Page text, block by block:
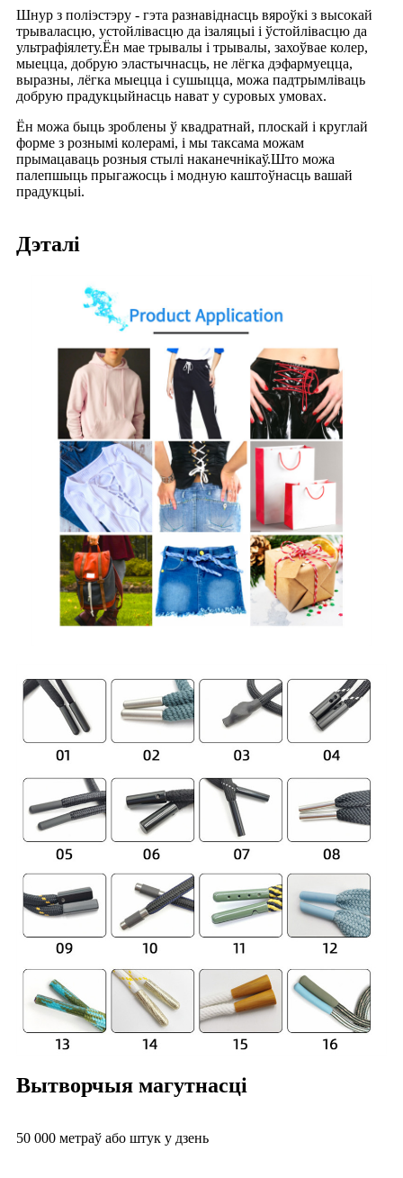
Шнур з поліэстэру - гэта разнавіднасць вяроўкі з высокай
трываласцю, устойлівасцю да ізаляцыі і ўстойлівасцю да
ультрафіялету.Ён мае трывалы і трывалы, захоўвае колер,
мыецца, добрую эластычнасць, не лёгка дэфармуецца,
выразны, лёгка мыецца і сушыцца, можа падтрымліваць
добрую прадукцыйнасць нават у суровых умовах.
Ён можа быць зроблены ў квадратнай, плоскай і круглай
форме з рознымі колерамі, і мы таксама можам
прымацаваць розныя стылі наканечнікаў.Што можа
палепшыць прыгажосць і модную каштоўнасць вашай
прадукцыі.
Дэталі
Вытворчыя магутнасці
50 000 метраў або штук у дзень